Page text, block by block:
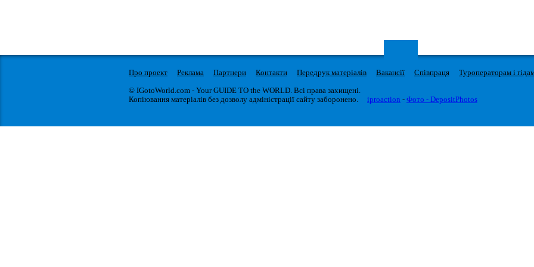
Про проект Реклама Партнери Контакти Передрук матеріалів Вакансії Співпраця Туроператорам і
© IGotoWorld.com - Your GUIDE TO the WORLD. Всі права захищені.
Копіювання матеріалів без дозволу адміністрації сайту заборонено.
iproaction - Фото - DepositPhotos